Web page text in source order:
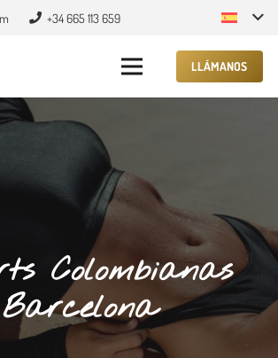
+34 665 113 659
LLÁMANOS
Colombianas
Barcelona